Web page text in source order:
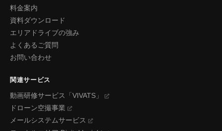
料金案内
資料ダウンロード
エリアドライブの強み
よくあるご質問
お問い合わせ
関連サービス
動画研修サービス「VIVATS」
ドローン空撮事業
メールシステムサービス